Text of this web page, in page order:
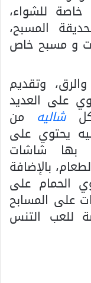
خاصة للشواء،
المسبح،
و مسبح خاص
وتقديم
على العديد
شاليه من
يحتوي على
بها شاشات
بالإضافة
الحمام على
على المسابح
للعب التنس